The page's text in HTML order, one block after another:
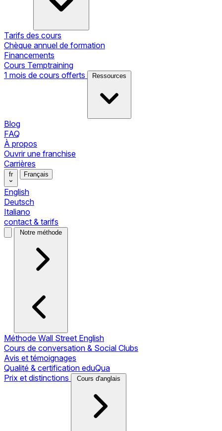
Tarifs des cours
Chèque annuel de formation
Financements
Cours Temptraining
1 mois de cours offerts
Ressources
Blog
FAQ
À propos
Ouvrir une franchise
Carrières
fr Français
English
Deutsch
Italiano
contact & tarifs
Notre méthode
Méthode Wall Street English
Cours de conversation & Social Clubs
Avis et témoignages
Qualité & certification eduQua
Prix et distinctions
Cours d'anglais